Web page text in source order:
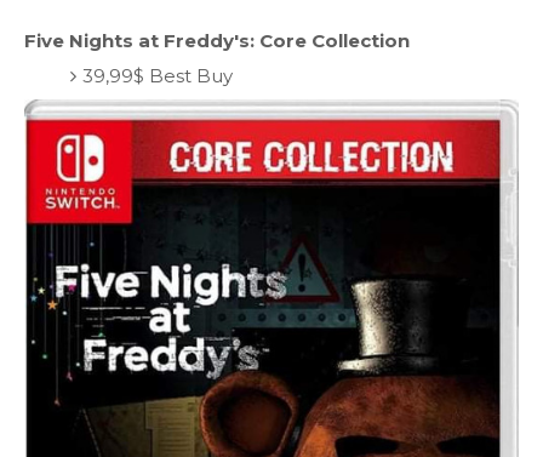
Five Nights at Freddy's: Core Collection
39,99$ Best Buy